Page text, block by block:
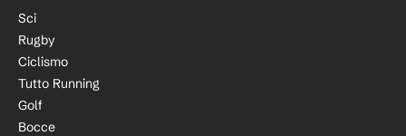
Sci
Rugby
Ciclismo
Tutto Running
Golf
Bocce